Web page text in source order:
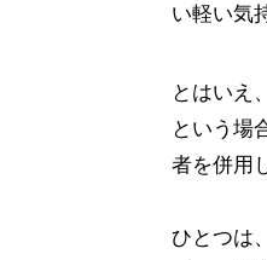
い軽い気
とはいえ
という場
者を併用
ひとつは